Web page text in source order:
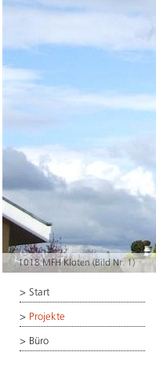
1018 MFH Kloten (Bild Nr. 1)
> Start
> Projekte
> Büro